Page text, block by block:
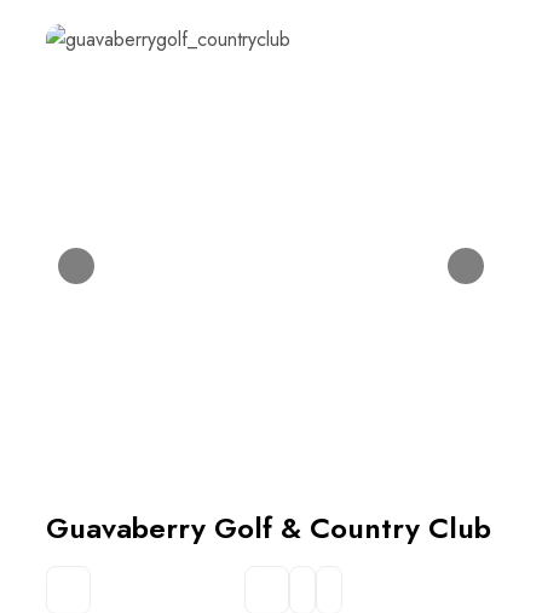
Guavaberry Golf & Country Club